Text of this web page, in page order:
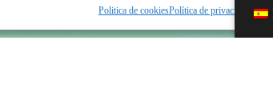
Politica de cookiesPolítica de privacidad Aviso